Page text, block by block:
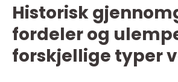
Historisk
fordeler og
forskjellige typer